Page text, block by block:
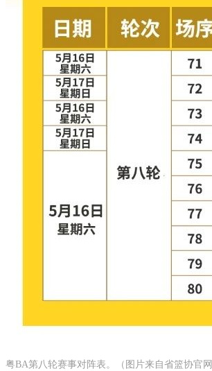
粤BA第八轮赛事对阵表。（图片来自省篮协官网